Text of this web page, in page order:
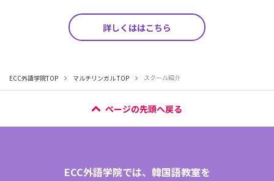
詳しくははこちら
ECC外語学院TOP マルチリンガル TOP スクール紹介
ページの先頭へ戻る
ECC外語学院では、 韓国語教室を